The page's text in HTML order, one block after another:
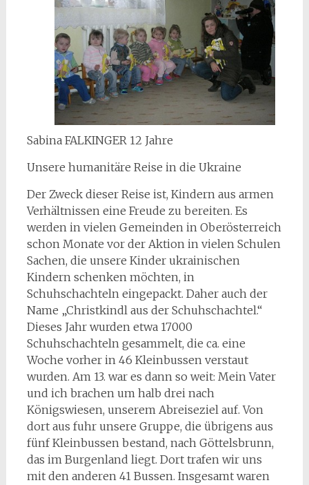
Sabina FALKINGER 12 Jahre
Unsere humanitäre Reise in die Ukraine
Der Zweck dieser Reise ist, Kindern aus armen
Verhältnissen eine Freude zu bereiten. Es
werden in vielen Gemeinden in Oberösterreich
schon Monate vor der Aktion in vielen Schulen
Sachen, die unsere Kinder ukrainischen
Kindern schenken möchten, in
Schuhschachteln eingepackt. Daher auch der
Name „Christkindl aus der Schuhschachtel.“
Dieses Jahr wurden etwa 17000
Schuhschachteln gesammelt, die ca. eine
Woche vorher in 46 Kleinbussen verstaut
wurden. Am 13. war es dann so weit: Mein Vater
und ich brachen um halb drei nach
Königswiesen, unserem Abreiseziel auf. Von
dort aus fuhr unsere Gruppe, die übrigens aus
fünf Kleinbussen bestand, nach Göttelsbrunn,
das im Burgenland liegt. Dort trafen wir uns
mit den anderen 41 Bussen. Insgesamt waren